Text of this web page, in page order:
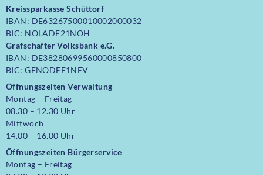
Kreissparkasse Schüttorf
IBAN: DE63267500010002000032
BIC: NOLADE21NOH
Grafschafter Volksbank e.G.
IBAN: DE38280699560000850800
BIC: GENODEF1NEV
Öffnungszeiten Verwaltung
Montag – Freitag
08.30 – 12.30 Uhr
Mittwoch
14.00 – 16.00 Uhr
Öffnungszeiten Bürgerservice
Montag – Freitag